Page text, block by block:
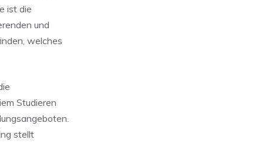
ist die
und
welches
Studieren
stellt